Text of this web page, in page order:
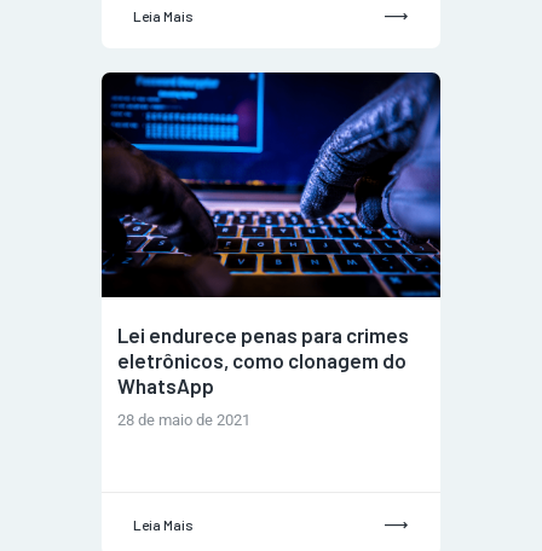
Leia Mais
Lei endurece penas para crimes
eletrônicos, como clonagem do
WhatsApp
28 de maio de 2021
Leia Mais